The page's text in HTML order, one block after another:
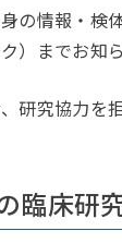
の情報・検
）までお知
研究協力を
臨床研